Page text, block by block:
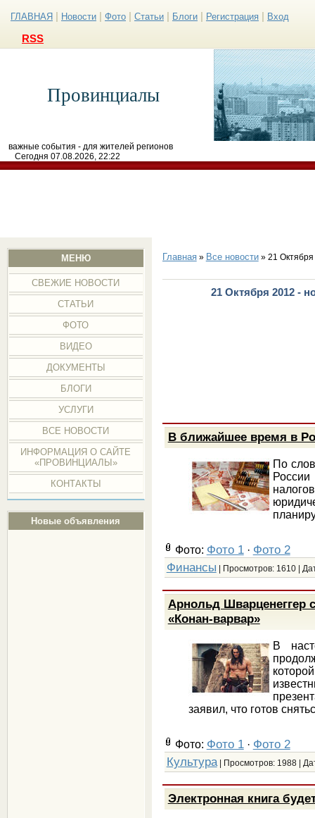
ГЛАВНАЯ Новости Фото Статьи Блоги Регистрация Вход
RSS
Провинциалы
важные события - для жителей регионов
Сегодня 07.08.2026, 22:22
МЕНЮ
СВЕЖИЕ НОВОСТИ
СТАТЬИ
ФОТО
ВИДЕО
ДОКУМЕНТЫ
БЛОГИ
УСЛУГИ
ВСЕ НОВОСТИ
ИНФОРМАЦИЯ О САЙТЕ
«ПРОВИНЦИАЛЫ»
КОНТАКТЫ
Новые объявления
Главная» Все новости» 21 Октября
21 Октября 2012 -
В ближайшее время в
По
Фото: Фото 1· Фото 2
Финансы | Просмотров: 1610 |
Арнольд Шварценеггер
«Конан-варвар»
В
заявил, что готов
Фото: Фото 1· Фото 2
Культура| Просмотров: 1988 |
Электронная книга